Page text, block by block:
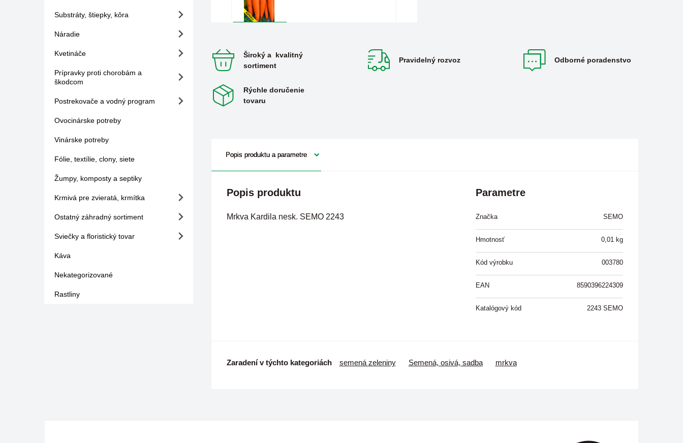
Substráty, štiepky, kôra
Náradie
Kvetináče
Prípravky proti chorobám a
škodcom
Postrekovače a vodný program
Ovocinárske potreby
Vinárske potreby
Fólie, textílie, clony, siete
Žumpy, komposty a septiky
Krmivá pre zvieratá, krmítka
Ostatný záhradný sortiment
Sviečky a floristický tovar
Káva
Nekategorizované
Rastliny
Široký a kvalitný
sortiment
Pravidelný rozvoz Odborné poradenstvo
Rýchle doručenie
tovaru
Popis produktu a parametre
Popis produktu
Mrkva Kardila nesk. SEMO 2243
Parametre
Značka SEMO
Hmotnosť 0,01 kg
Kód výrobku 003780
EAN 8590396224309
Katalógový kód 2243 SEMO
Zaradení v týchto kategoriách semená zeleniny Semená, osivá, sadba mrkva